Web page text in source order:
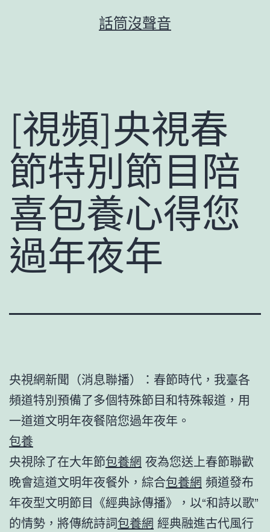
話筒沒聲音
[視頻]央視春
節特別節目陪
喜包養心得您
過年夜年
央視網新聞（消息聯播）：春節時代，我臺各
頻道特別預備了多個特殊節目和特殊報道，用
一道道文明年夜餐陪您過年夜年。
包養
央視除了在大年節包養網 夜為您送上春節聯歡
晚會這道文明年夜餐外，綜合包養網 頻道發布
年夜型文明節目《經典詠傳播》，以“和詩以歌”
的情勢，將傳統詩詞包養網 經典融進古代風行